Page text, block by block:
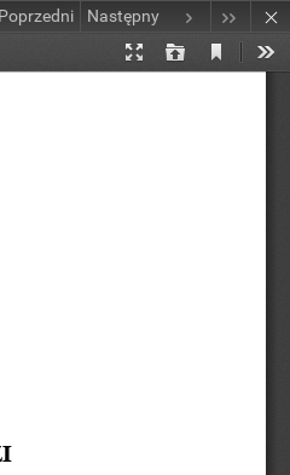
Poprzedni Następny